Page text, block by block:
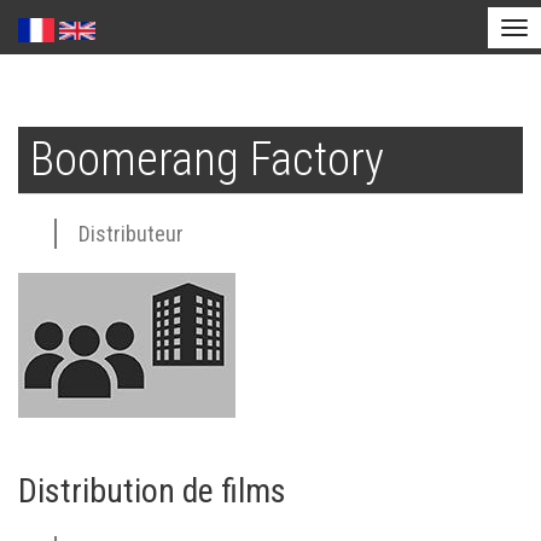
contenu
principal
Boomerang Factory
Distributeur
Distribution de films